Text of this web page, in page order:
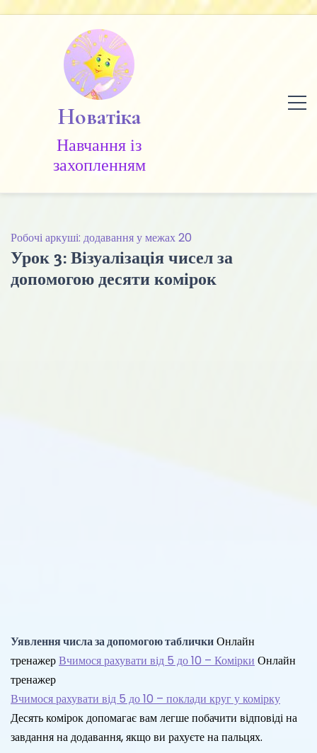
Новатіка
Навчання із
захопленням
Робочі аркуші: додавання у межах 20
Урок 3: Візуалізація чисел за
допомогою десяти комірок
Уявлення числа за допомогою табличкиОнлайн
тренажерВчимося рахувати від 5 до 10 – Комірки Онлайн
тренажер
Вчимося рахувати від 5 до 10 – поклади круг у комірку
Десять комірок допомагає вам легше побачити відповіді на
завдання на додавання, якщо ви рахуєте на пальцях.